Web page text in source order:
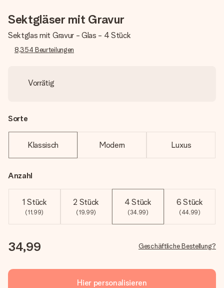
Sektgläser mit Gravur
Sektglas mit Gravur - Glas - 4 Stück
8,354 Beurteilungen
Vorrätig
Sorte
Klassisch Modern Luxus
Anzahl
1 Stück
(11,99)
2 Stück
(19,99)
4 Stück
(34,99)
6 Stück
(44,99)
34,99 Geschäftliche Bestellung?
Hier personalisieren